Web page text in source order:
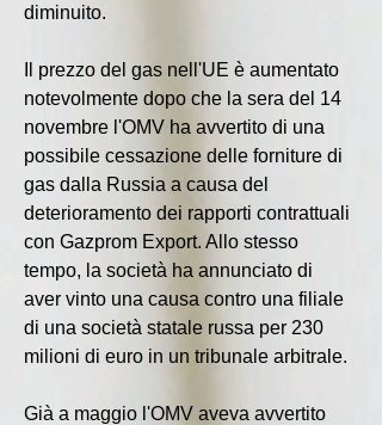
diminuito.
Il prezzo del gas nell'UE è aumentato
notevolmente dopo che la sera del 14
novembre l'OMV ha avvertito di una
possibile cessazione delle forniture di
gas dalla Russia a causa del
deterioramento dei rapporti contrattuali
con Gazprom Export. Allo stesso
tempo, la società ha annunciato di
aver vinto una causa contro una filiale
di una società statale russa per 230
milioni di euro in un tribunale arbitrale.
Già a maggio l'OMV aveva avvertito